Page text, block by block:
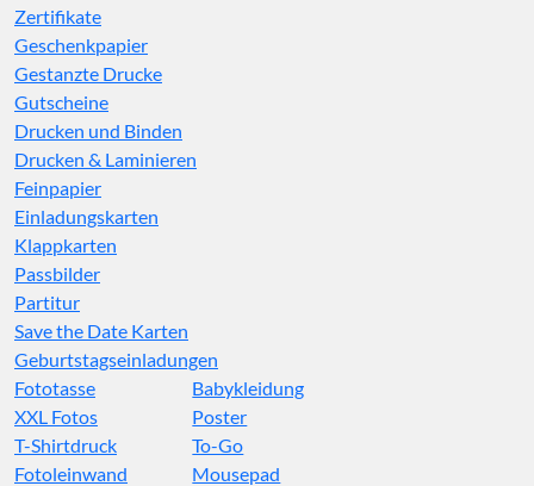
Zertifikate
Geschenkpapier
Gestanzte Drucke
Gutscheine
Drucken und Binden
Drucken & Laminieren
Feinpapier
Einladungskarten
Klappkarten
Passbilder
Partitur
Save the Date Karten
Geburtstagseinladungen
Fototasse
XXL Fotos
T-Shirtdruck
Fotoleinwand
Babykleidung
Poster
To-Go
Mousepad